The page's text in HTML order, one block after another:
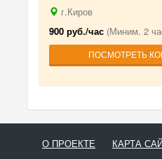
г.Киров
900 руб./час (Миним. 2
ПОСМОТРЕТЬ
О ПРОЕКТЕ КАРТА